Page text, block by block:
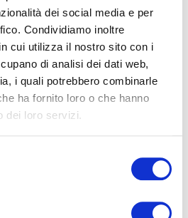
dei social media e per
Condividiamo inoltre
cui utilizza il nostro sito con i
di analisi dei dati web,
i quali potrebbero combinarle
ha fornito loro o che hanno
dei loro servizi.
MAGAZINE